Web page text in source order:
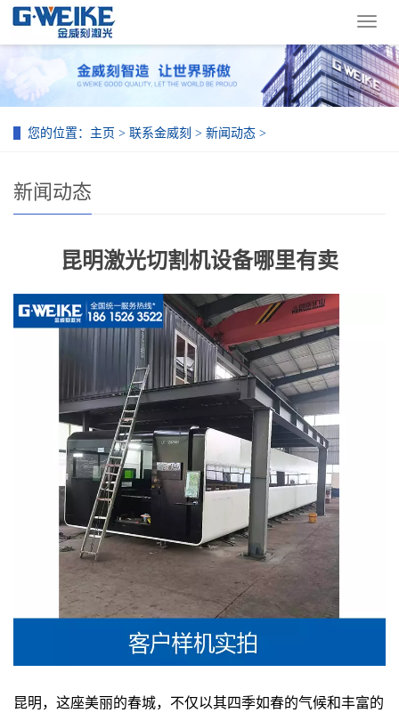
导
菜
单
您的位置： 主页 > 联系金威刻 > 新闻动态 >
新闻动态
昆明激光切割机设备哪里有卖
昆明，这座美丽的春城，不仅以其四季如春的气候和丰富的